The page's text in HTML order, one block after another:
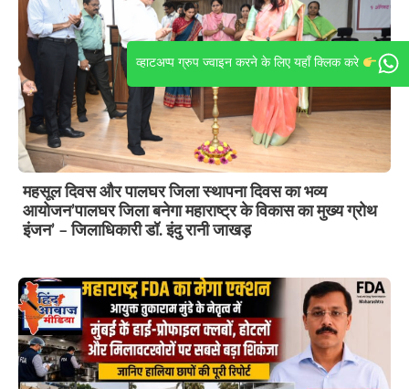
व्हाटअप्प ग्रुप ज्वाइन करने के लिए यहाँ क्लिक करे
महसूल दिवस और पालघर जिला स्थापना दिवस का भव्य
आयोजन’पालघर जिला बनेगा महाराष्ट्र के विकास का मुख्य ग्रोथ
इंजन’ – जिलाधिकारी डॉ. इंदु रानी जाखड़